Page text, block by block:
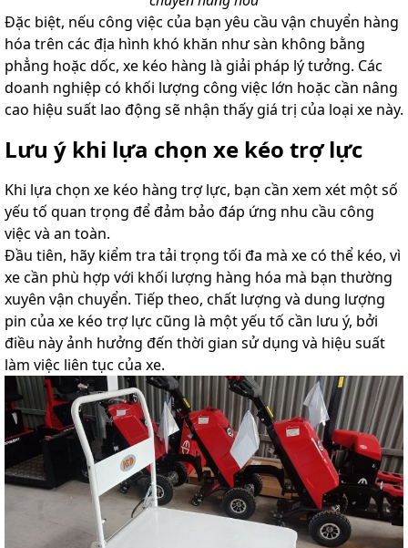
Đặc biệt, nếu công việc của bạn yêu cầu vận chuyển hàng
hóa trên các địa hình khó khăn như sàn không bằng
phẳng hoặc dốc, xe kéo hàng là giải pháp lý tưởng. Các
doanh nghiệp có khối lượng công việc lớn hoặc cần nâng
cao hiệu suất lao động sẽ nhận thấy giá trị của loại xe này.
Lưu ý khi lựa chọn xe kéo trợ lực
Khi lựa chọn xe kéo hàng trợ lực, bạn cần xem xét một số
yếu tố quan trọng để đảm bảo đáp ứng nhu cầu công
việc và an toàn.
Đầu tiên, hãy kiểm tra tải trọng tối đa mà xe có thể kéo, vì
xe cần phù hợp với khối lượng hàng hóa mà bạn thường
xuyên vận chuyển. Tiếp theo, chất lượng và dung lượng
pin của xe kéo trợ lực cũng là một yếu tố cần lưu ý, bởi
điều này ảnh hưởng đến thời gian sử dụng và hiệu suất
làm việc liên tục của xe.